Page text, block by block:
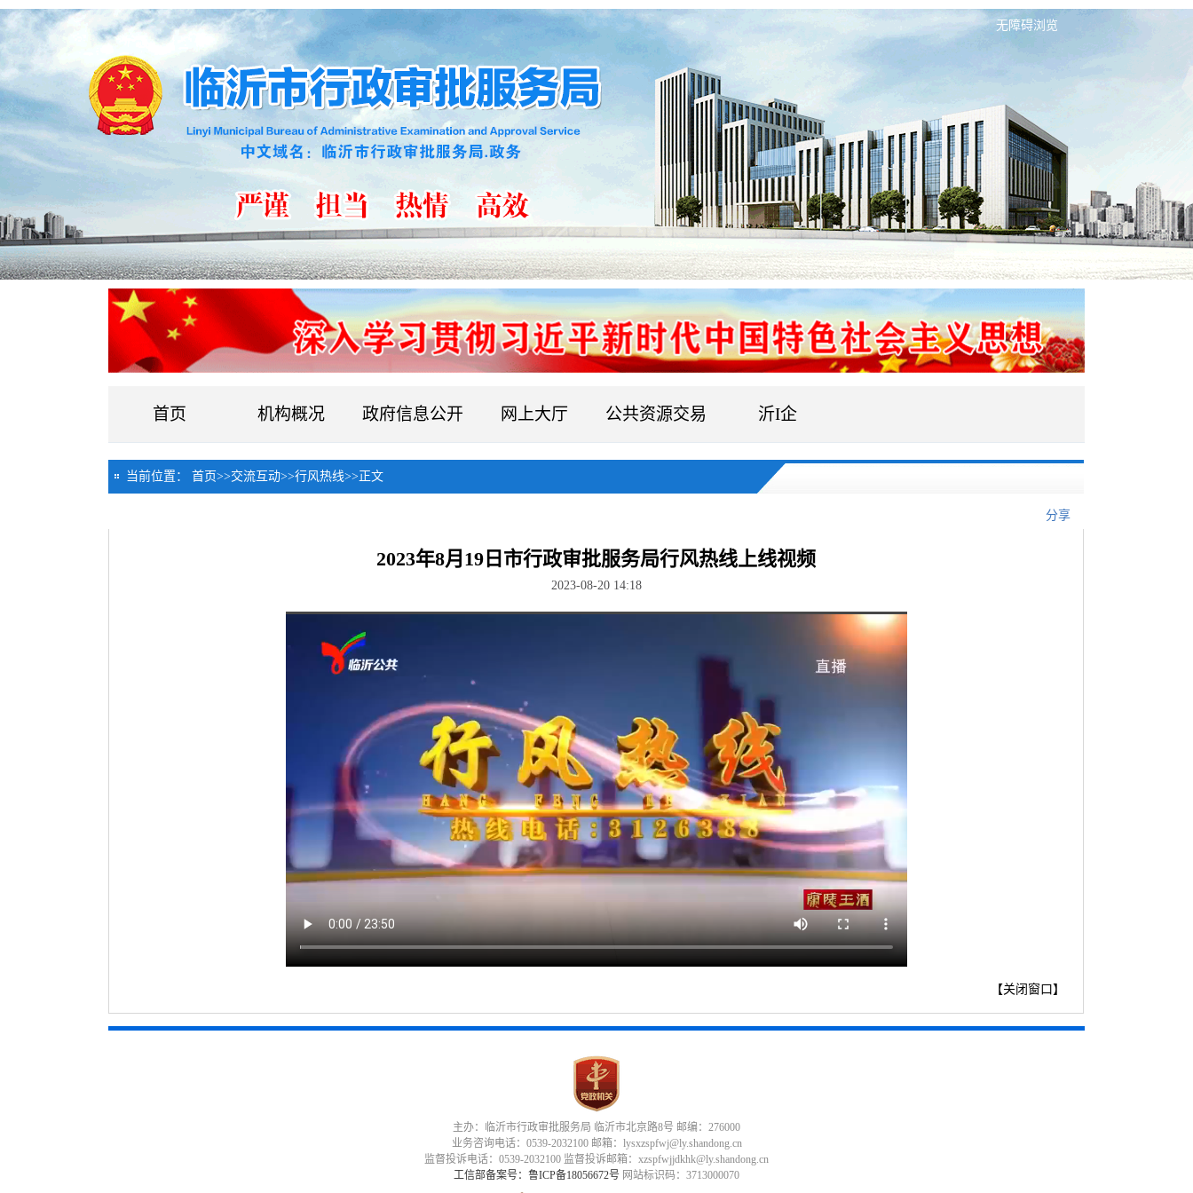
无障碍浏览
首页 机构概况 政府信息公开 网上大厅 公共资源交易 沂I企
当前位置： 首页>>交流互动>>行风热线>> 正文
分享
2023年8月19日市行政审批服务局行风热线上线视频
2023-08-20 14:18
【关闭窗口 】
主办：临沂市行政审批服务局 临沂市北京路8号 邮编：276000
业务咨询电话：0539-2032100 邮箱：lysxzspfwj@ly.shandong.cn
监督投诉电话：0539-2032100 监督投诉邮箱：xzspfwjjdkhk@ly.shandong.cn
工信部备案号：鲁ICP备18056672号 网站标识码：3713000070